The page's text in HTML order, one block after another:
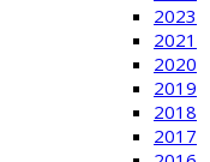
2023
2021
2020
2019
2018
2017